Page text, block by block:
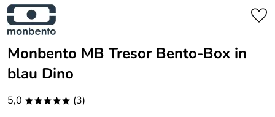
Monbento MB Tresor Bento-Box in
blau Dino
5,0 ***** (3)